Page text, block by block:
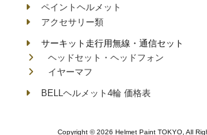
ペイントヘルメット
アクセサリー類
サーキット走行用無線・通信セット
ヘッドセット・ヘッドフォン
イヤーマフ
BELLヘルメット4輪 価格表
Copyright © 2026 Helmet Paint TOKYO, All